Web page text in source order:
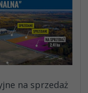
na sprzedaż